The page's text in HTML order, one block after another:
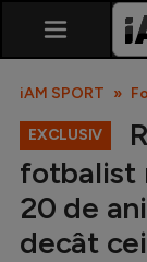
iAM SPORT
EXCLUSIV
fotbalist
20 de
decât